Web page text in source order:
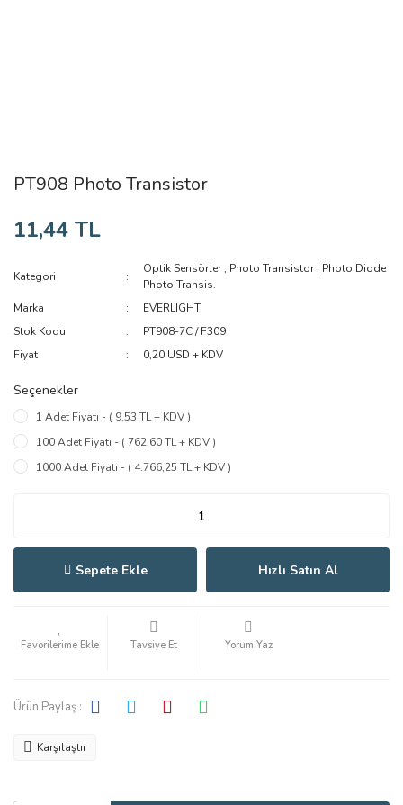
PT908 Photo Transistor
11,44 TL
Kategori
Optik Sensörler, Photo Transistor, Photo Diode
Photo Transis.
Marka
EVERLIGHT
Stok Kodu
PT908-7C / F309
Fiyat
0,20 USD + KDV
Seçenekler
1 Adet Fiyatı - ( 9,53 TL + KDV )
100 Adet Fiyatı - ( 762,60 TL + KDV )
1000 Adet Fiyatı - ( 4.766,25 TL + KDV )
Sepete Ekle Hızlı Satın Al
Tavsiye Et Yorum Yaz
Ürün Paylaş :
Karşılaştır